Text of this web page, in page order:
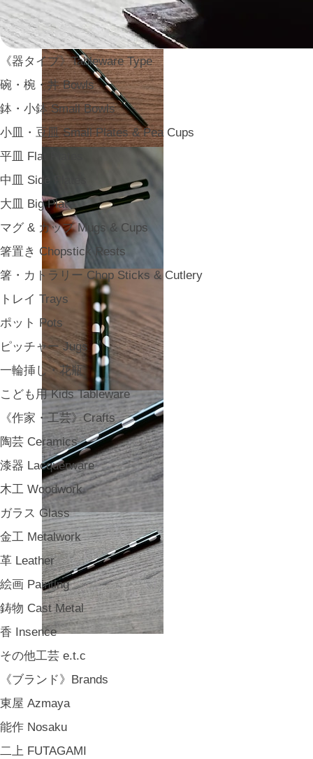
《器タイプ》Tableware Type
碗・椀・丼 Bowls
鉢・小鉢 Small Bowls
小皿・豆皿 Small Plates & Pea Cups
平皿 Flat Plates
中皿 Side Plates
大皿 Big Plate
マグ & カップ Mugs & Cups
箸置き Chopstick Rests
箸・カトラリー Chop Sticks & Cutlery
トレイ Trays
ポット Pots
ピッチャー Jugs
一輪挿し・花瓶
こども用 Kids Tableware
《作家・工芸》Crafts
陶芸 Ceramics
漆器 Lacquerware
木工 Woodwork
ガラス Glass
金工 Metalwork
革 Leather
絵画 Painting
鋳物 Cast Metal
香 Insence
その他工芸 e.t.c
《ブランド》Brands
東屋 Azmaya
能作 Nosaku
二上 FUTAGAMI